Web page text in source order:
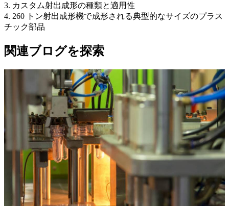
3. カスタム射出成形の種類と適用性
4. 260 トン射出成形機で成形される典型的なサイズのプラス
チック部品
関連ブログを探索